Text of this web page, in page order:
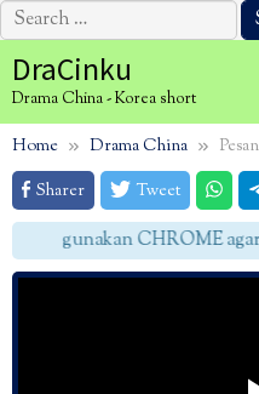
Search
for:
to
content
DraCinku
Drama China - Korea short
Home Drama China
Sharer
Tweet
gunakan CHROME